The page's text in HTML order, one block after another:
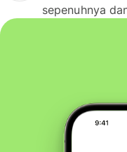
sepenuhnya